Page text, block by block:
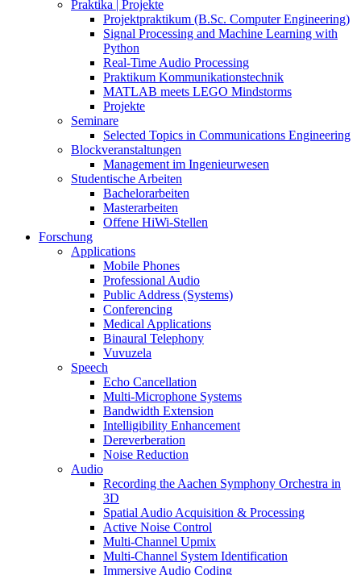
Praktika | Projekte
Projektpraktikum (B.Sc. Computer Engineering)
Signal Processing and Machine Learning with
Python
Real-Time Audio Processing
Praktikum Kommunikationstechnik
MATLAB meets LEGO Mindstorms
Projekte
Seminare
Selected Topics in Communications Engineering
Blockveranstaltungen
Management im Ingenieurwesen
Studentische Arbeiten
Bachelorarbeiten
Masterarbeiten
Offene HiWi-Stellen
Forschung
Applications
Mobile Phones
Professional Audio
Public Address (Systems)
Conferencing
Medical Applications
Binaural Telephony
Vuvuzela
Speech
Echo Cancellation
Multi-Microphone Systems
Bandwidth Extension
Intelligibility Enhancement
Dereverberation
Noise Reduction
Audio
Recording the Aachen Symphony Orchestra in
3D
Spatial Audio Acquisition & Processing
Active Noise Control
Multi-Channel Upmix
Multi-Channel System Identification
Immersive Audio Coding